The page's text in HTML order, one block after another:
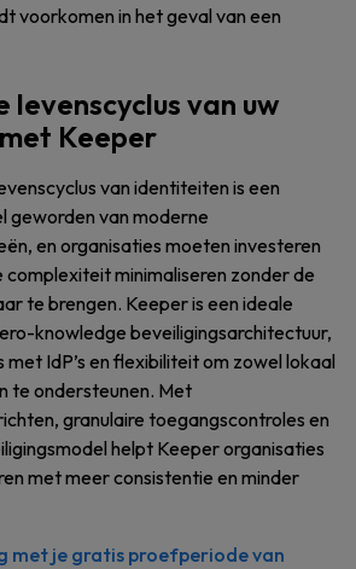
voorkomen in het geval van een
levenscyclus van uw
Keeper
van identiteiten is een
geworden van moderne
en organisaties moeten investeren
complexiteit minimaliseren zonder de
te brengen. Keeper is een ideale
knowledge beveiligingsarchitectuur,
IdP’s en flexibiliteit om zowel lokaal
te ondersteunen. Met
granulaire toegangscontroles en
helpt Keeper organisaties
met meer consistentie en minder
met je gratis proefperiode van